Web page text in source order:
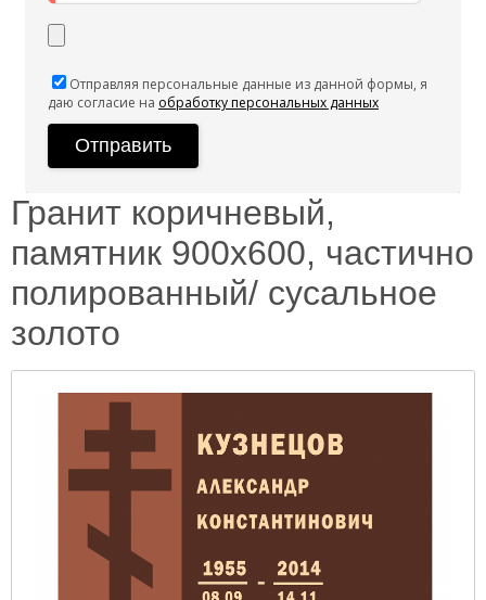
Отправляя персональные данные из данной формы, я
даю согласие на обработку персональных данных
Гранит коричневый,
памятник 900х600, частично
полированный/ сусальное
золото